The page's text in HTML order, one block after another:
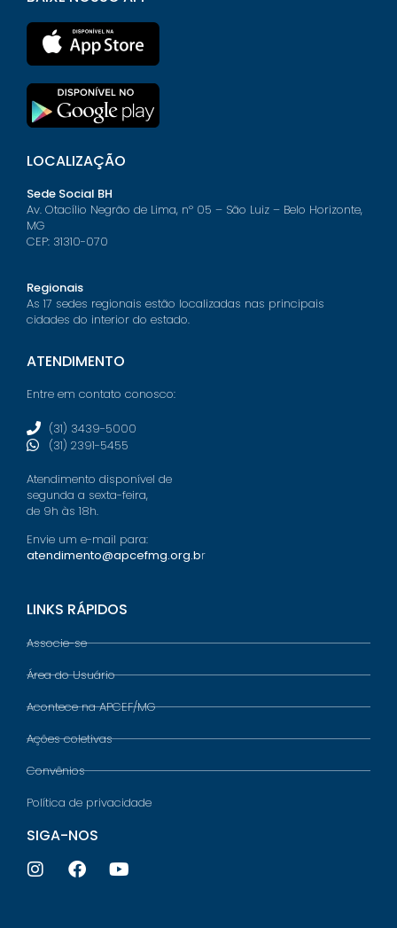
LOCALIZAÇÃO
Sede Social BH
Av. Otacílio Negrão de Lima, nº 05 – São Luiz – Belo Horizonte,
MG
CEP: 31310-070
Regionais
As 17 sedes regionais estão localizadas nas principais
cidades do interior do estado.
ATENDIMENTO
Entre em contato conosco:
(31) 3439-5000
(31) 2391-5455
Atendimento disponível de
segunda a sexta-feira,
de 9h às 18h.
Envie um e-mail para:
atendimento@apcefmg.org.br
LINKS RÁPIDOS
Associe-se
Área do Usuário
Acontece na APCEF/MG
Ações coletivas
Convênios
Política de privacidade
SIGA-NOS